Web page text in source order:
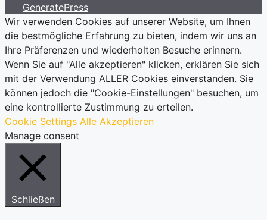
GeneratePress
Wir verwenden Cookies auf unserer Website, um Ihnen
die bestmögliche Erfahrung zu bieten, indem wir uns an
Ihre Präferenzen und wiederholten Besuche erinnern.
Wenn Sie auf "Alle akzeptieren" klicken, erklären Sie sich
mit der Verwendung ALLER Cookies einverstanden. Sie
können jedoch die "Cookie-Einstellungen" besuchen, um
eine kontrollierte Zustimmung zu erteilen.
Cookie Settings Alle Akzeptieren
Manage consent
Schließen